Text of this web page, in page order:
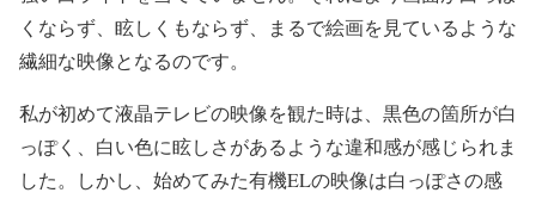
くならず、眩しくもならず、まるで絵画を見ているような
繊細な映像となるのです。
私が初めて液晶テレビの映像を観た時は、黒色の箇所が白
っぽく、白い色に眩しさがあるような違和感が感じられま
した。しかし、始めてみた有機ELの映像は白っぽさの感